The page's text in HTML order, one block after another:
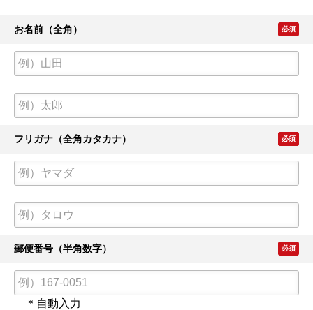
必須
お名前（全角）
必須
フリガナ（全角カタカナ）
必須
郵便番号（半角数字）
＊自動入力